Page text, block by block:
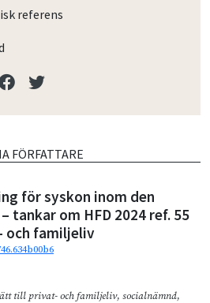
referens
FÖRFATTARE
för syskon inom den
tankar om HFD 2024 ref. 55
och familjeliv
till privat- och familjeliv, socialnämnd,